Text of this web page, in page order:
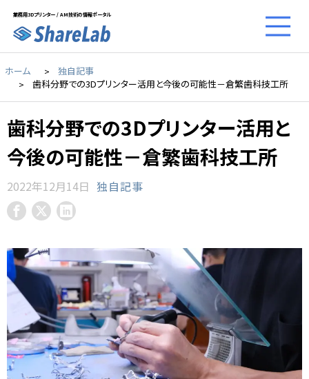
業務用3Dプリンター / AM技術の情報ポータル
ホーム
独自記事
歯科分野での3Dプリンター活用と今後の可能性－倉繁歯科技工所
歯科分野での3Dプリンター活用と
今後の可能性－倉繁歯科技工所
2022年12月14日 独自記事